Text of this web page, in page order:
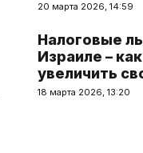
20 марта 2026, 14:59
Налоговые
Израиле –
увеличить
18 марта 2026, 13:20